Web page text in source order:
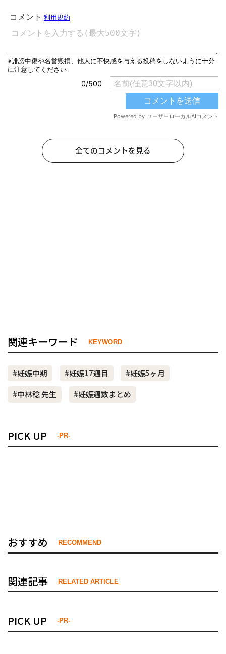
全てのコメントを見る
関連キーワード KEYWORD
#妊娠中期 #妊娠17週目
#妊娠5ヶ月
#中林稔 先生
#妊娠週数まとめ
PICK UP -PR-
おすすめ RECOMMEND
関連記事 RELATED ARTICLE
PICK UP -PR-